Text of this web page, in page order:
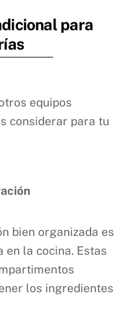
para
equipos
considerar para tu
bien organizada es
la cocina. Estas
los ingredientes